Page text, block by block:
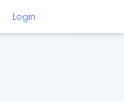
Login